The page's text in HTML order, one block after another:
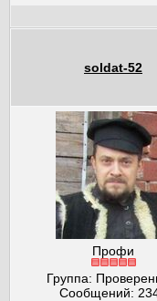
soldat-52
Профи
Группа:
Сообщений: